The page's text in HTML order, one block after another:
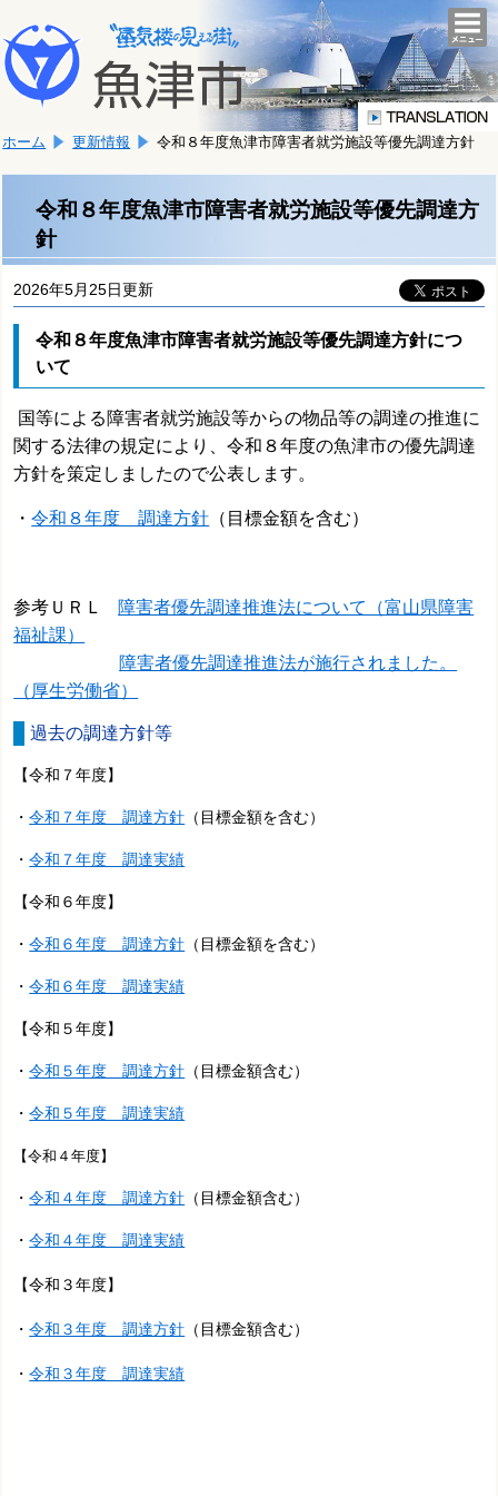
文
へ
移
ま
す。
こ
か
文
ホーム 更新情報 令和８年度魚津市障害者就労施設等優先調達方針
令和８年度魚津市障害者就労施設等優先調達方
針
2026年5月25日更新
令和８年度魚津市障害者就労施設等優先調達方針につ
いて
国等による障害者就労施設等からの物品等の調達の推進に
関する法律の規定により、令和８年度の魚津市の優先調達
方針を策定しましたので公表します。
・令和８年度 調達方針 （目標金額を含む）
参考ＵＲＬ
障害者優先調達推進法について（富山県障害
福祉課）
障害者優先調達推進法が施行されました。
（厚生労働省）
過去の調達方針等
【令和７年度】
・令和７年度 調達方針 （目標金額を含む）
・令和７年度 調達実績
【令和６年度】
・令和６年度 調達方針 （目標金額を含む）
・令和６年度 調達実績
【令和５年度】
・令和５年度 調達方針 （目標金額含む）
・令和５年度 調達実績
【令和４年度】
・令和４年度 調達方針 （目標金額含む）
・令和４年度 調達実績
【令和３年度】
・令和３年度 調達方針 （目標金額含む）
・令和３年度 調達実績